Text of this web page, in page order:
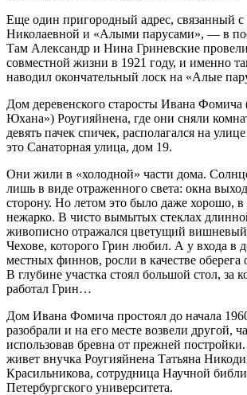
Еще один пригородный адрес, связанный
Николаевной и «Алыми парусами», — в
Там Александр и Нина Гриневские
совместной жизни в 1921 году, и именно
наводил окончательный лоск на «Алые
Дом деревенского старосты Ивана Фомича
Юхана») ­Роугияйнена, где они сняли
девять пачек спичек, располагался на
это Санаторная улица, дом 19.
Они жили в «холодной» части дома.
лишь в виде отраженного света: окна
сторону. Но летом это было даже хорошо,
нежарко. В ­чисто вымытых стеклах
живописно отражался цветущий
Чехове, которого Грин любил. А у входа в
местных финнов, росли в качестве оберега
В глубине участка стоял большой стол, за
работал Грин…
Дом Ивана Фомича простоял до начала
разобрали и на его месте возвели другой,
использовав бревна от прежней
живет внучка Роугияйнена Татьяна
Красильникова, сотрудница Научной
Петербургского университета.